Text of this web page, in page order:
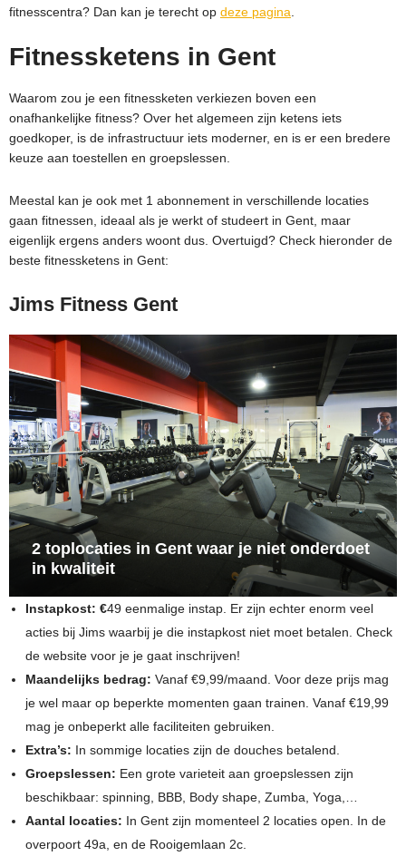
fitnesscentra? Dan kan je terecht op deze pagina
Fitnessketens in Gent
Waarom zou je een fitnessketen verkiezen boven een
onafhankelijke fitness? Over het algemeen zijn ketens iets
goedkoper, is de infrastructuur iets moderner, en is er een bredere
keuze aan toestellen en groepslessen.
Meestal kan je ook met 1 abonnement in verschillende locaties
gaan fitnessen, ideaal als je werkt of studeert in Gent, maar
eigenlijk ergens anders woont dus. Overtuigd? Check hieronder de
beste fitnessketens in Gent:
Jims Fitness Gent
2 toplocaties in Gent waar je niet onderdoet
in kwaliteit
Instapkost: €49 eenmalige instap. Er zijn echter enorm veel
acties bij Jims waarbij je die instapkost niet moet betalen. Check
de website voor je je gaat inschrijven!
Maandelijks bedrag: Vanaf €9,99/maand. Voor deze prijs mag
je wel maar op beperkte momenten gaan trainen. Vanaf €19,99
mag je onbeperkt alle faciliteiten gebruiken.
Extra’s: In sommige locaties zijn de douches betalend.
Groepslessen: Een grote varieteit aan groepslessen zijn
beschikbaar: spinning, BBB, Body shape, Zumba, Yoga,…
Aantal locaties: In Gent zijn momenteel 2 locaties open. In de
overpoort 49a, en de Rooigemlaan 2c.